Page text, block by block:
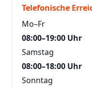
Telefonische
Mo–Fr
08:00–19:00 Uhr
Samstag
08:00–18:00 Uhr
Sonntag